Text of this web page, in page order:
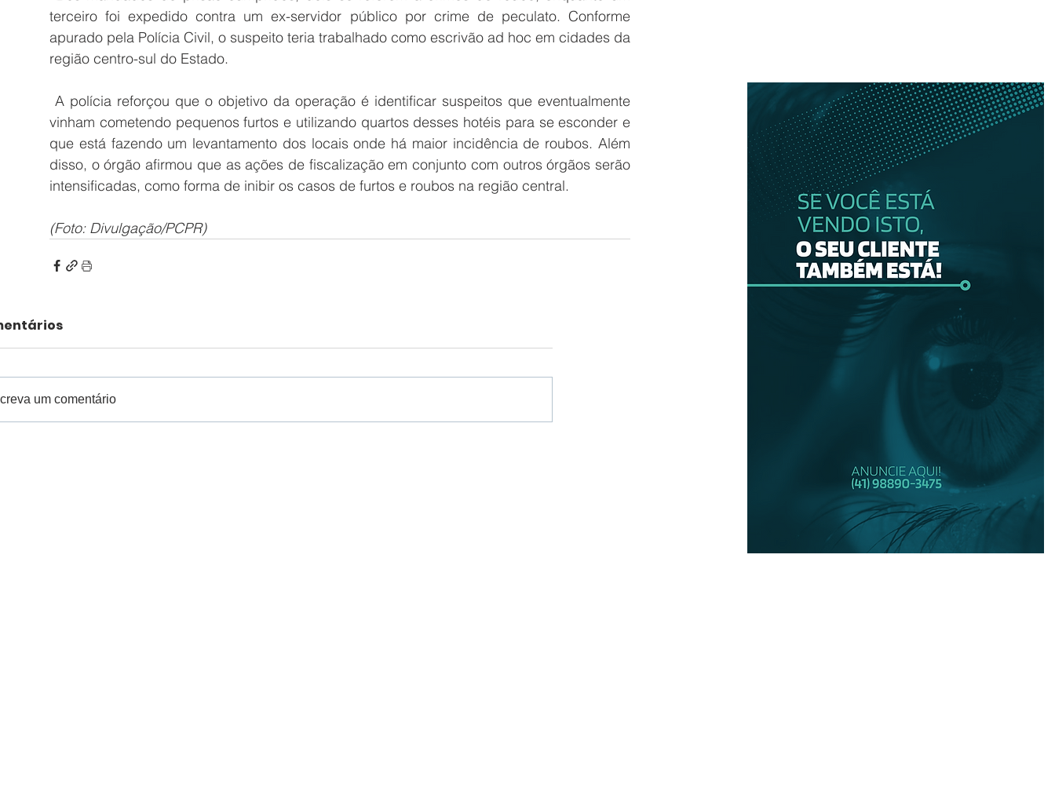
terceiro foi expedido contra um ex-servidor público por crime de peculato. Conforme
apurado pela Polícia Civil, o suspeito teria trabalhado como escrivão ad hoc em cidades da
região centro-sul do Estado.
vinham cometendo pequenos furtos e utilizando quartos desses hotéis para se esconder e
que está fazendo um levantamento dos locais onde há maior incidência de roubos. Além
disso, o órgão afirmou que as ações de fiscalização em conjunto com outros órgãos serão
intensificadas, como forma de inibir os casos de furtos e roubos na região central.
(Foto: Divulgação/PCPR)
um comentário